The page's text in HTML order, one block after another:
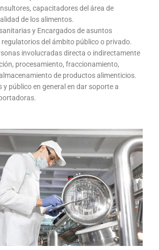
capacitadores del área de
de los alimentos.
y Encargados de asuntos
del ámbito público o privado.
involucradas directa o indirectamente
procesamiento, fraccionamiento,
de productos alimenticios.
y público en general en dar soporte a